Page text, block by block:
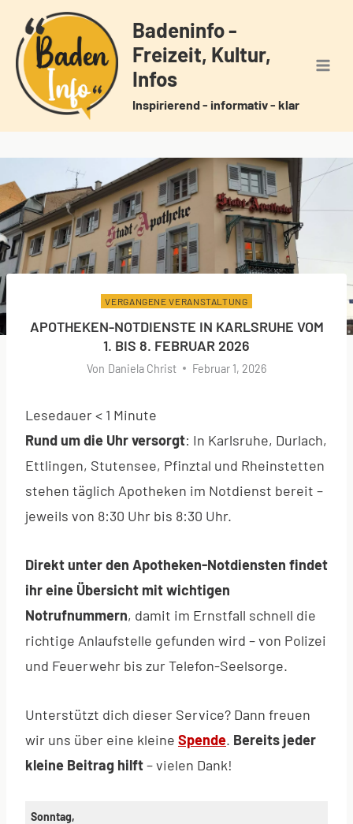
Inhalt
springen
Badeninfo -
Freizeit, Kultur,
Infos
Inspirierend - informativ - klar
VERGANGENE VERANSTALTUNG
APOTHEKEN-NOTDIENSTE IN KARLSRUHE VOM
1. BIS 8. FEBRUAR 2026
Von Daniela Christ Februar 1, 2026
Lesedauer< 1 Minute
Rund um die Uhr versorgt: In Karlsruhe, Durlach,
Ettlingen, Stutensee, Pfinztal und Rheinstetten
stehen täglich Apotheken im Notdienst bereit –
jeweils von 8:30 Uhr bis 8:30 Uhr.
Direkt unter den Apotheken-Notdiensten findet
ihr eine Übersicht mit wichtigen
Notrufnummern, damit im Ernstfall schnell die
richtige Anlaufstelle gefunden wird – von Polizei
und Feuerwehr bis zur Telefon-Seelsorge.
Unterstützt dich dieser Service? Dann freuen
wir uns über eine kleine Spende. Bereits jeder
kleine Beitrag hilft– vielen Dank!
Sonntag,